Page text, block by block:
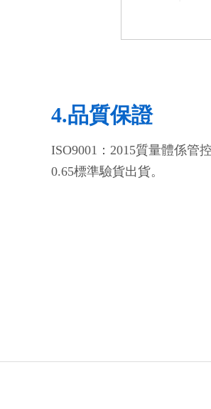
4.品質保證
ISO9001：2015質量體係管
0.65標準驗貨出貨。